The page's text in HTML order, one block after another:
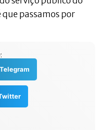
que passamos por
Telegram